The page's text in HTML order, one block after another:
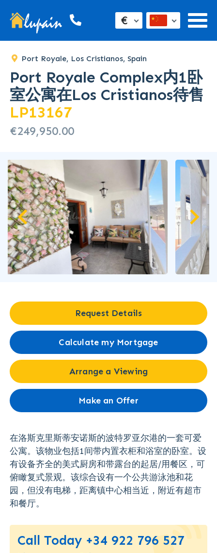
€
Port Royale, Los Cristianos, Spain
Port Royale Complex内1卧
室公寓在Los Cristianos待售
LP13167
€249,950.00
SOLD
Request Details
Calculate my Mortgage
Arrange a Viewing
Make an Offer
在洛斯克里斯蒂安诺斯的波特罗亚尔港的一套可爱
公寓。该物业包括1间带内置衣柜和浴室的卧室。设
有设备齐全的美式厨房和带露台的起居/用餐区，可
俯瞰复式景观。该综合设有一个公共游泳池和花
园，但没有电梯，距离镇中心相当近，附近有超市
和餐厅。
Call Today +34 922 796 527